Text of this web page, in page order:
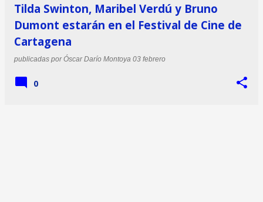
Tilda Swinton, Maribel Verdú y Bruno
Dumont estarán en el Festival de Cine de
Cartagena
publicadas porÓscar Darío Montoya 03 febrero
0